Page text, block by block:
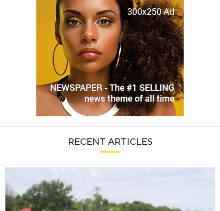
RECENT ARTICLES